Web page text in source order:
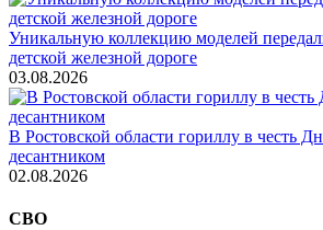
Уникальную коллекцию моделей
детской железной дороге
03.08.2026
В Ростовской области гориллу в честь
десантником
02.08.2026
СВО